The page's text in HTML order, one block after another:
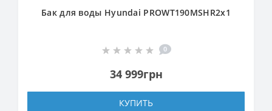
Бак для воды Hyundai PROWT190MSHR2х1
0
34 999грн
КУПИТЬ